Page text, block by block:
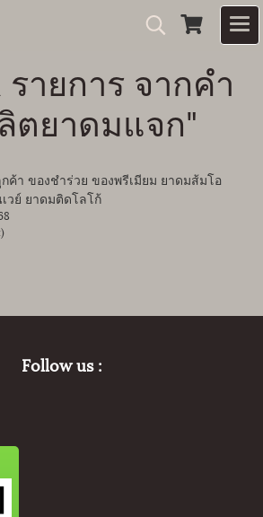
ายการ จากคำ
ตยาดมแจก"
ค้า ของชำร่วย ของพรีเมียม ยาดมส้มโอ
วย์ ยาดมติดโลโก้
Follow us :